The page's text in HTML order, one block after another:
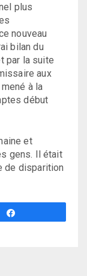
plus
nouveau
bilan du
par la suite
aux
à la
début
et
gens. Il était
de disparition